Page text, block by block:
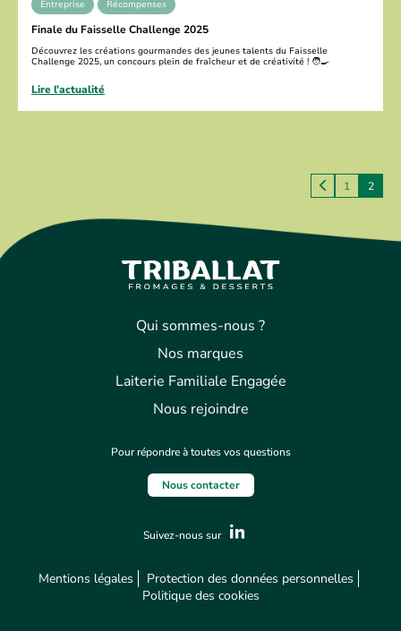
Entreprise Récompenses
Finale du Faisselle Challenge 2025
Découvrez les créations gourmandes des jeunes talents du Faisselle
Challenge 2025, un concours plein de fraîcheur et de créativité ! 🧑‍🍳
Lire l’actualité
articles
1 2
Qui sommes-nous ?
Nos marques
Laiterie Familiale Engagée
Nous rejoindre
Pour répondre à toutes vos questions
Nous contacter
Suivez-nous sur
Mentions légales
Protection des données personnelles
Politique des cookies